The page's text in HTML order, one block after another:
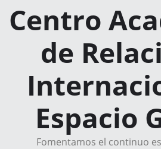
Centro
de
Espacio
Fomentamos el continuo